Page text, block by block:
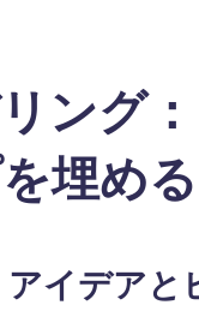
ング
埋める
イデアと